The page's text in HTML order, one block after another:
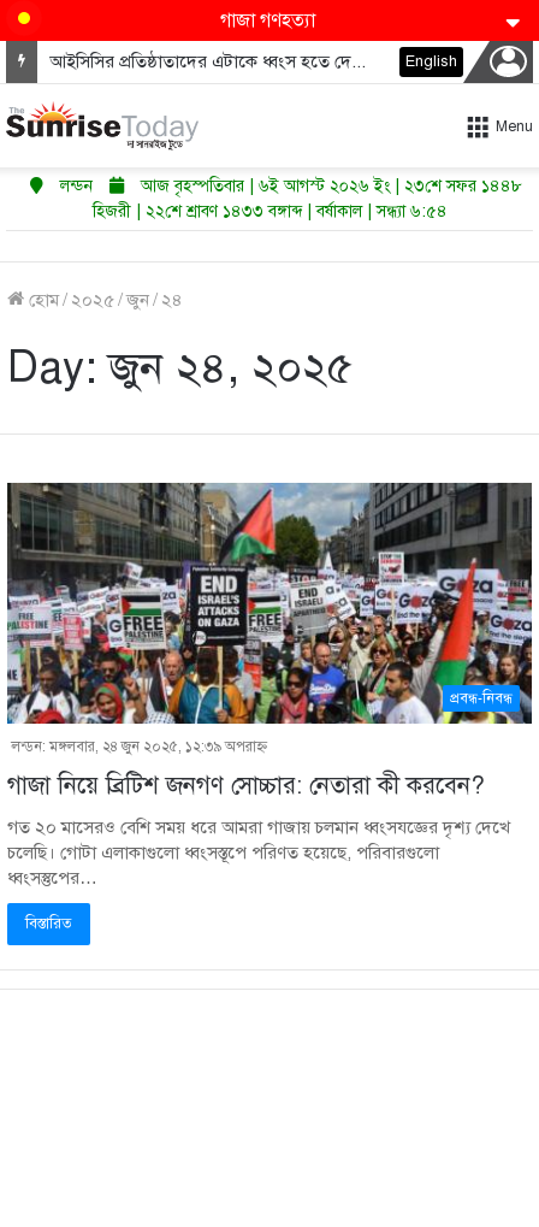
গাজা গণহত্যা
আইসিসির প্রতিষ্ঠাতাদের এটাকে ধ্বংস হতে দেওয়া উচিত নয় English
Menu
লন্ডন
আজ বৃহস্পতিবার | ৬ই আগস্ট ২০২৬ ইং | ২৩শে সফর ১৪৪৮
হিজরী | ২২শে শ্রাবণ ১৪৩৩ বঙ্গাব্দ | বর্ষাকাল | সন্ধ্যা ৬:৫৪
হোম/ ২০২৫/জুন/ ২৪
Day:জুন ২৪, ২০২৫
প্রবন্ধ-নিবন্ধ
লন্ডন: মঙ্গলবার, ২৪ জুন ২০২৫, ১২:৩৯ অপরাহ্ণ
গাজা নিয়ে ব্রিটিশ জনগণ সোচ্চার: নেতারা কী করবেন?
গত ২০ মাসেরও বেশি সময় ধরে আমরা গাজায় চলমান ধ্বংসযজ্ঞের দৃশ্য দেখে
চলেছি। গোটা এলাকাগুলো ধ্বংসস্তূপে পরিণত হয়েছে, পরিবারগুলো
ধ্বংসস্তুপের…
বিস্তারিত